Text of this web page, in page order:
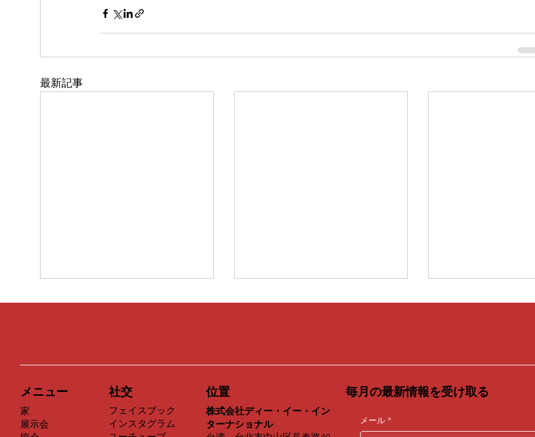
最新記事
かす
を累計で億を超える産業の専門性
的な色彩の場へと転
メニュー
家
展示会
社交
フェイスブック
インスタグラム
位置
株式会社ディー・イー・イン
ターナショナル
毎月の最新情報を受け取る
メール *